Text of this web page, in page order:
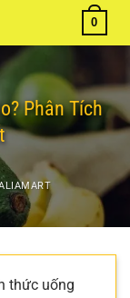
0
Phân Tích
thức uống